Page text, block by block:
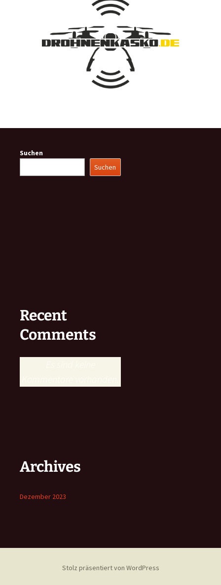
Suchen
Suchen
Recent
Comments
Kommentare vorhanden.
Archives
Dezember 2023
Stolz präsentiert von WordPress